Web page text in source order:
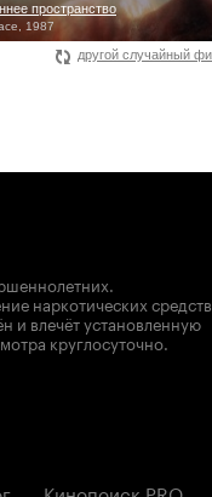
пространство
1987
другой случайный
наркотических
и влечёт установленную
круглосуточно.